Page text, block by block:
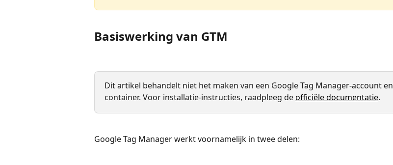
Basiswerking van GTM
Dit artikel behandelt niet het maken van een Google Tag Manager-account en
container. Voor installatie-instructies, raadpleeg de officiële documentatie.
Google Tag Manager werkt voornamelijk in twee delen: